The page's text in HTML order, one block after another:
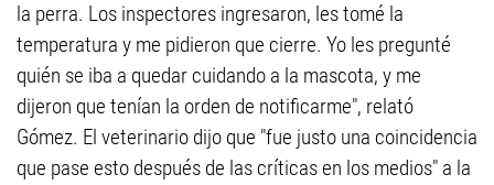
la perra. Los inspectores ingresaron, les tomé la
temperatura y me pidieron que cierre. Yo les pregunté
quién se iba a quedar cuidando a la mascota, y me
dijeron que tenían la orden de notificarme", relató
Gómez. El veterinario dijo que "fue justo una coincidencia
que pase esto después de las críticas en los medios" a la